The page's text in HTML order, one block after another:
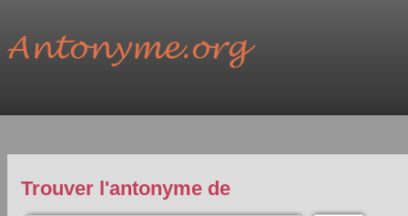
Trouver l'antonyme de